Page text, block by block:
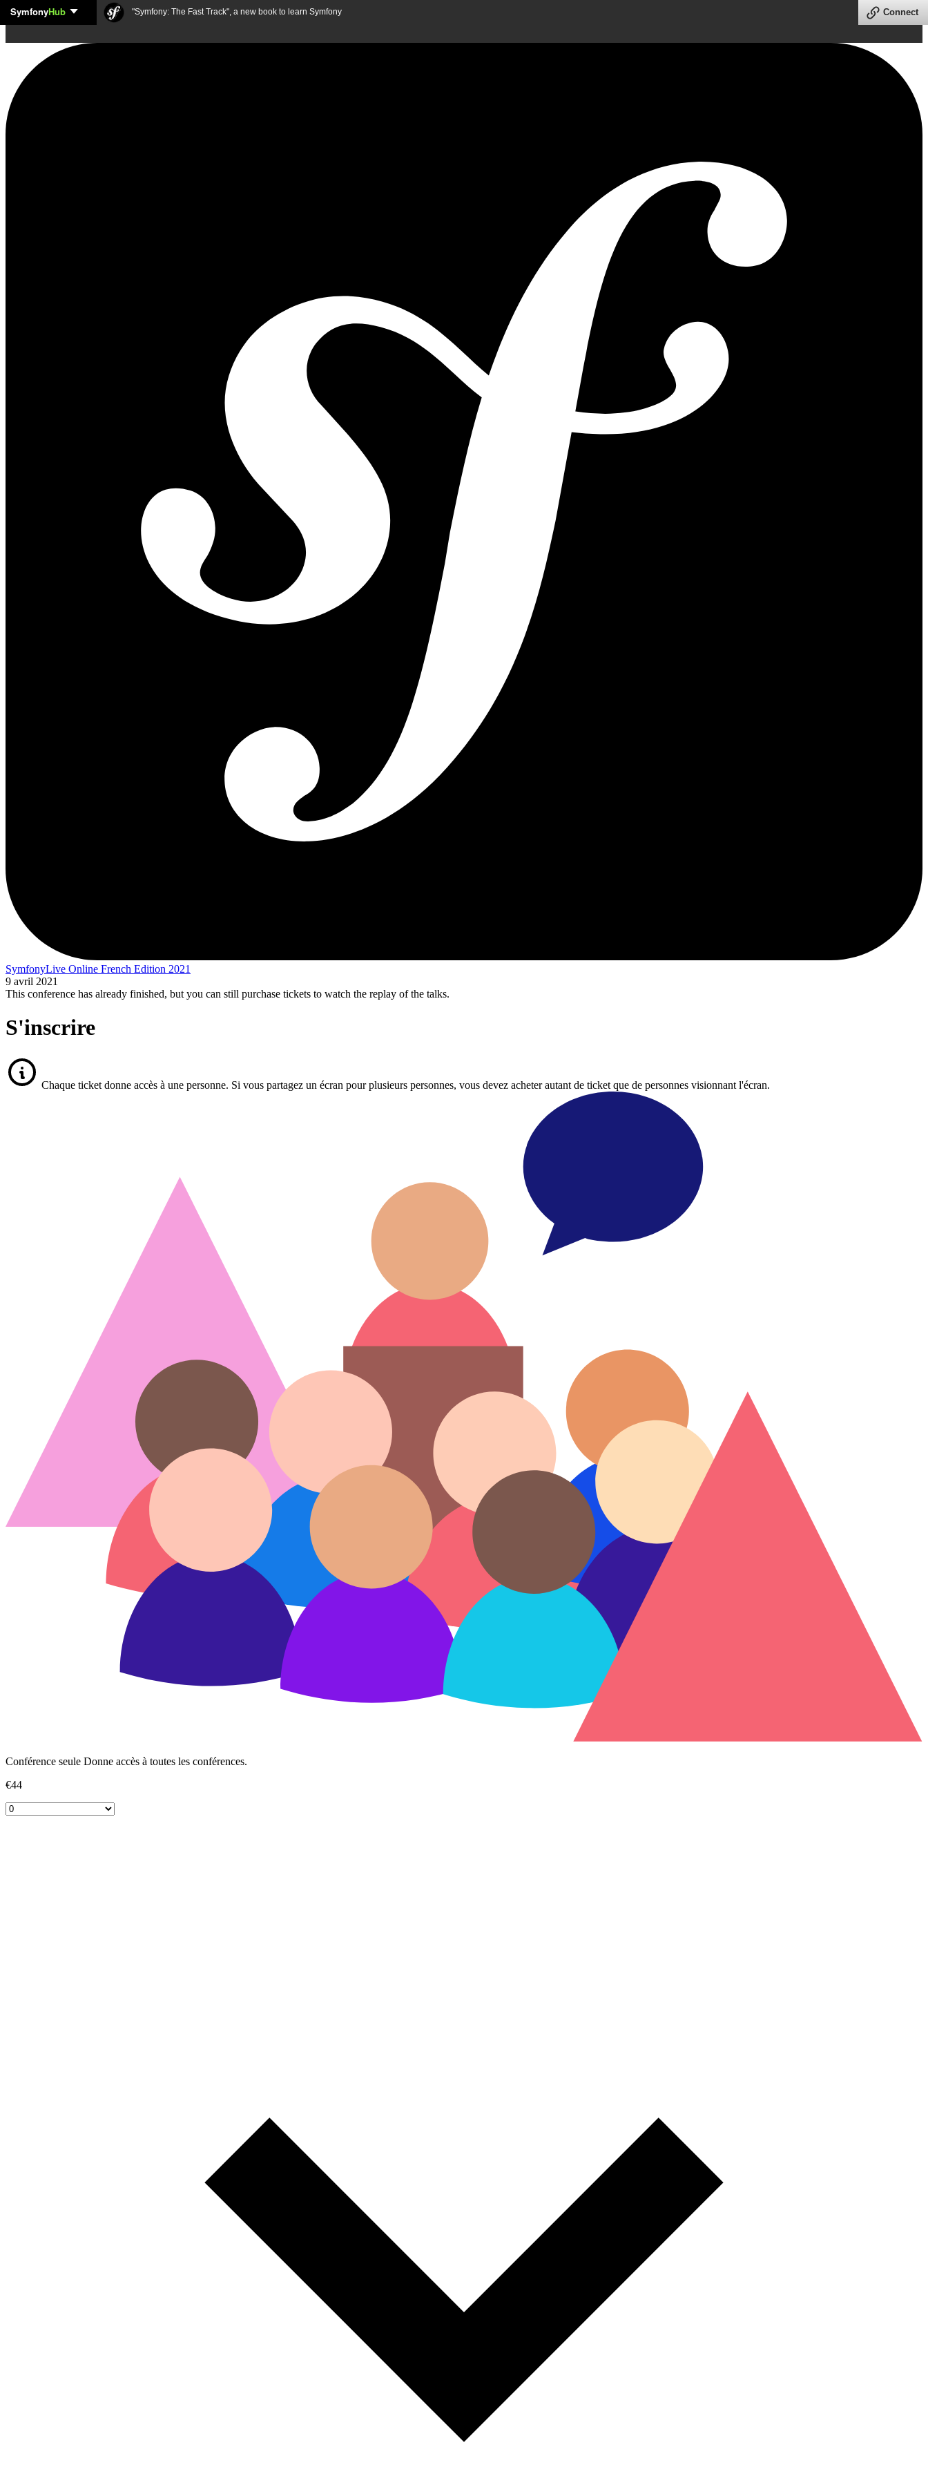
Skip to content
SymfonyHub "Symfony: The Fast Track", a new book to learn Symfony Connect
SymfonyLive Online French Edition 2021
9 avril 2021
This conference has already finished, but you can still purchase tickets to watch the replay of the talks.
S'inscrire
Chaque ticket donne accès à une personne. Si vous partagez un écran pour plusieurs personnes, vous devez acheter autant de ticket que de personnes visionnant l'écran.
Conférence seule Donne accès à toutes les conférences.
€44